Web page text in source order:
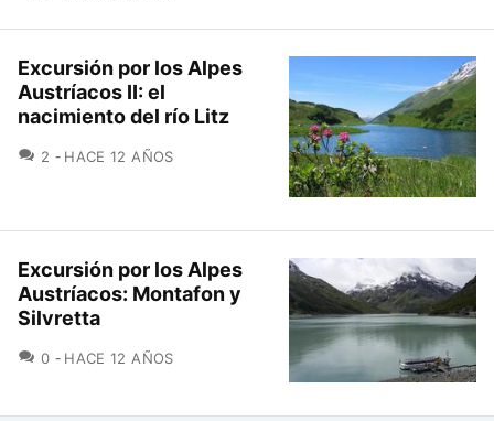
Excursión por los Alpes
Austríacos II: el
nacimiento del río Litz
2 COMENTARIOS
HACE 12 AÑOS
Excursión por los Alpes
Austríacos: Montafon y
Silvretta
0 COMENTARIOS
HACE 12 AÑOS